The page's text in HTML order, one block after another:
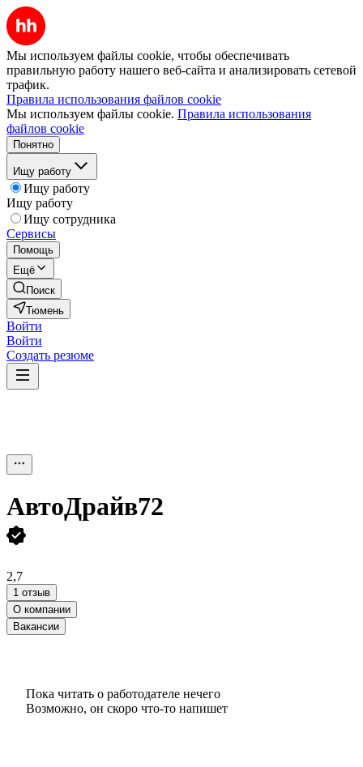
Мы используем файлы cookie, чтобы обеспечивать
правильную работу нашего веб-сайта и анализировать сетевой
трафик.
Правила использования файлов cookie
Мы используем файлы cookie. Правила использования
файлов cookie
Понятно
Ищу работу
Ищу работу
Ищу работу
Ищу сотрудника
Сервисы
Помощь
Ещё
Поиск
Тюмень
Войти
Войти
Создать резюме
АвтоДрайв72
2,7
1 отзыв
О компании
Вакансии
Пока читать о работодателе нечего
Возможно, он скоро что‑то напишет